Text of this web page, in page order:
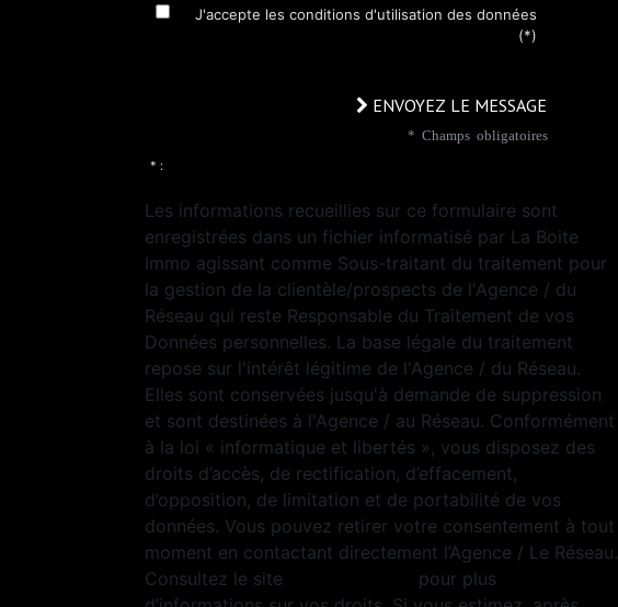
J'accepte les conditions d'utilisation des données
(*)
ENVOYEZ LE MESSAGE
* Champs obligatoires
* :
Les informations recueillies sur ce formulaire sont
enregistrées dans un fichier informatisé par La Boite
Immo agissant comme Sous-traitant du traitement pour
la gestion de la clientèle/prospects de l'Agence / du
Réseau qui reste Responsable du Traitement de vos
Données personnelles. La base légale du traitement
repose sur l'intérêt légitime de l'Agence / du Réseau.
Elles sont conservées jusqu'à demande de suppression
et sont destinées à l'Agence / au Réseau. Conformément
à la loi « informatique et libertés », vous disposez des
droits d’accès, de rectification, d’effacement,
d’opposition, de limitation et de portabilité de vos
données. Vous pouvez retirer votre consentement à tout
moment en contactant directement l’Agence / Le Réseau.
Consultez le site
pour plus